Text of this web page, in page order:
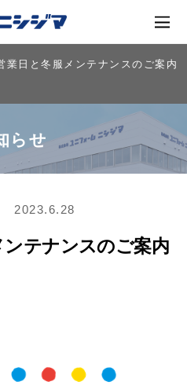
業日と冬服メンテナンスのご案内
らせ
2023.6.28
テナンスのご案内